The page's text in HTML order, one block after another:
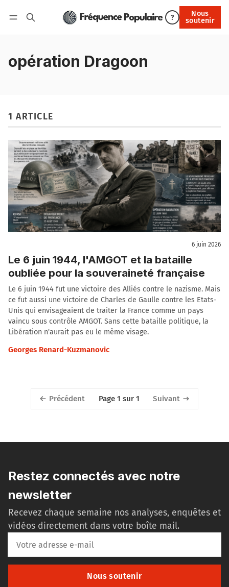
?
Nous
soutenir
Nous soutenir
opération Dragoon
1 ARTICLE
6 juin 2026
Le 6 juin 1944, l'AMGOT et la bataille
oubliée pour la souveraineté française
Le 6 juin 1944 fut une victoire des Alliés contre le nazisme. Mais
ce fut aussi une victoire de Charles de Gaulle contre les Etats-
Unis qui envisageaient de traiter la France comme un pays
vaincu sous contrôle AMGOT. Sans cette bataille politique, la
Libération n'aurait pas eu le même visage.
Georges Renard-Kuzmanovic
Précédent Page 1 sur 1 Suivant
Restez connectés avec notre
newsletter
Recevez chaque semaine nos analyses, enquêtes et
vidéos directement dans votre boîte mail.
Nous soutenir